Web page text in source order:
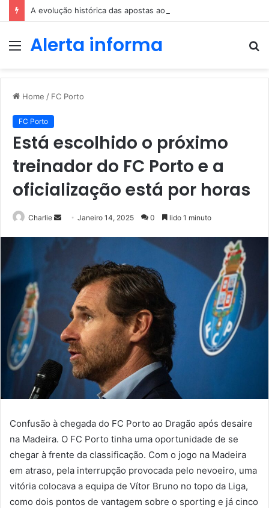
A evolução histórica das apostas ao longo dos séculos
MenuAlerta informa
Home / FC Porto
FC Porto
Está escolhido o próximo
treinador do FC Porto e a
oficialização está por horas
Charlie
Send
email
Janeiro 14, 2025 0 lido 1 minuto
Confusão à chegada do FC Porto ao Dragão após desaire
na Madeira. O FC Porto tinha uma oportunidade de se
chegar à frente da classificação. Com o jogo na Madeira
em atraso, pela interrupção provocada pelo nevoeiro, uma
vitória colocava a equipa de Vítor Bruno no topo da Liga,
como dois pontos de vantagem sobre o sporting e já cinco